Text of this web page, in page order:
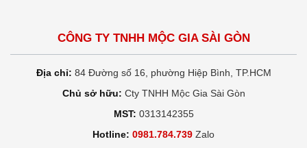
CÔNG TY TNHH MỘC GIA SÀI GÒN
Địa chỉ: 84 Đường số 16, phường Hiệp Bình, TP.HCM
Chủ sở hữu: Cty TNHH Mộc Gia Sài Gòn
MST: 0313142355
Hotline: 0981.784.739 Zalo